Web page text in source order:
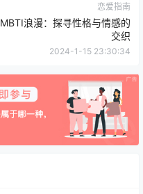
恋爱指南
MBTI浪漫：探寻性格与情感的
交织
2024-1-15 23:30:34